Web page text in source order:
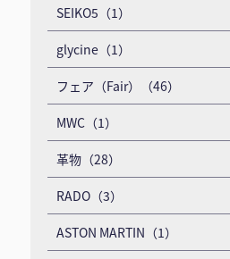
SEIKO5（1）
glycine（1）
フェア（Fair）（46）
MWC（1）
革物（28）
RADO（3）
ASTON MARTIN（1）